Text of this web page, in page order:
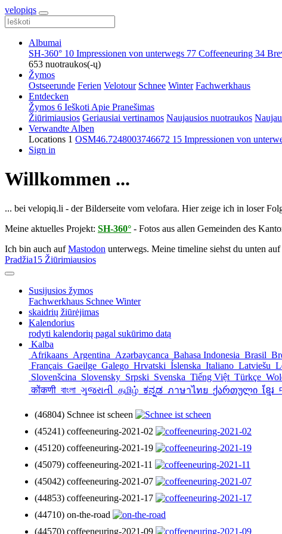
velopiqs
Albumai
SH-360° 10 Impressionen von unterwegs 77 Coffeeneuring 34
653 nuotraukos(-ų)
Žymos
Ostseerunde Ferien Velotour Schnee Winter Fachwerkhaus
Entdecken
Žymos 6 Ieškoti Apie Pranešimas
Žiūrimiausios Geriausiai vertinamos Naujausios nuotraukos
Verwandte Alben
Locations 1 OSM46.7248003746672 15 Impressionen von
Sign in
Willkommen ...
... bei velopiq.li - der Bilderseite vom velofara. Hier zeige ich in loser
Meine aktuelles Projekt: SH-360° - Fotos aus allen Gemeinden des
Ich bin auch aufMastodon unterwegs. Meine timeline siehst du unten auf
Pradžia15 Žiūrimiausios
Susijusios žymos
Fachwerkhaus Schnee Winter
skaidrių žiūrėjimas
Kalendorius
rodyti kalendorių pagal sukūrimo datą
Kalba
Afrikaans Argentina Azərbaycanca Bahasa Indonesia Brasil
Français Gaeilge Galego Hrvatski Íslenska Italiano Latviešu
Slovenšcina Slovensky Srpski Svenska Tiếng Việt Türkçe
कोंकणी বাংলা ગુજરાતી தமிழ் ಕನ್ನಡ ภาษาไทย ქართული ខ្មែរ
(46804) Schnee ist scheen
(45241) coffeeneuring-2021-02
(45120) coffeeneuring-2021-19
(45079) coffeeneuring-2021-11
(45042) coffeeneuring-2021-07
(44853) coffeeneuring-2021-17
(44710) on-the-road
(44570) coffeeneuring-2021-09